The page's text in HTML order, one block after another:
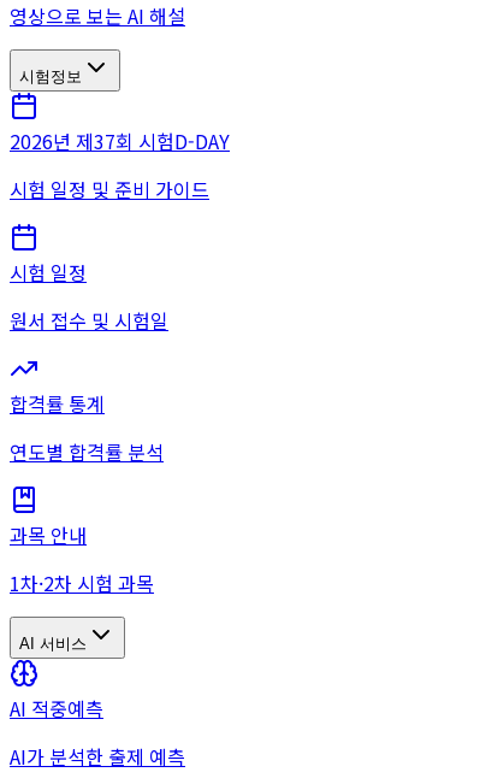
영상으로 보는 AI 해설
시험정보
2026년 제37회 시험D-DAY
시험 일정 및 준비 가이드
시험 일정
원서 접수 및 시험일
합격률 통계
연도별 합격률 분석
과목 안내
1차·2차 시험 과목
AI 서비스
AI 적중예측
AI가 분석한 출제 예측